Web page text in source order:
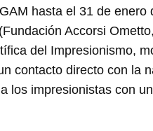
hasta el 31 de
Accorsi
del Impresionismo,
contacto directo con la
los impresionistas con